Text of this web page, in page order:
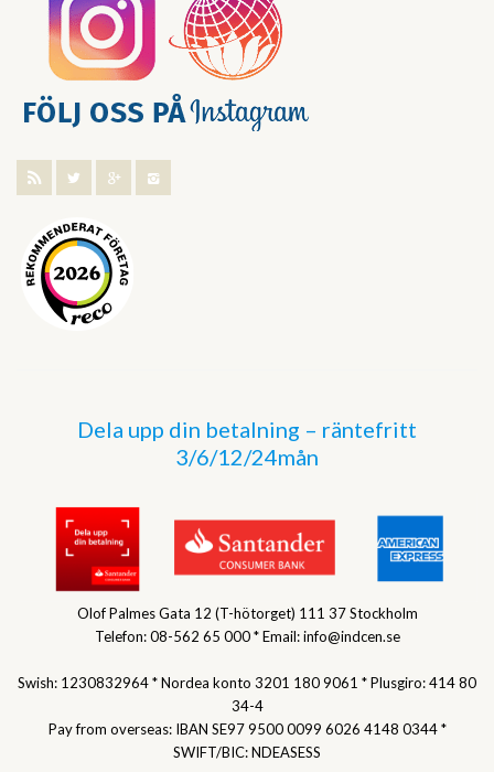
Dela upp din betalning – räntefritt
3/6/12/24mån
Olof Palmes Gata 12 (T-hötorget) 111 37 Stockholm
Telefon: 08-562 65 000 * Email: info@indcen.se
Swish: 1230832964 * Nordea konto 3201 180 9061 * Plusgiro: 414 80
34-4
Pay from overseas: IBAN SE97 9500 0099 6026 4148 0344 *
SWIFT/BIC: NDEASESS